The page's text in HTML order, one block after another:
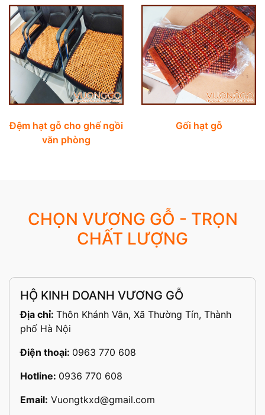
Đệm hạt gỗ cho ghế ngồi
văn phòng
Gối hạt gỗ
CHỌN VƯƠNG GỖ - TRỌN
CHẤT LƯỢNG
HỘ KINH DOANH VƯƠNG GỖ
Địa chỉ: Thôn Khánh Vân, Xã Thường Tín, Thành
phố Hà Nội
Điện thoại: 0963 770 608
Hotline: 0936 770 608
Email: Vuongtkxd@gmail.com